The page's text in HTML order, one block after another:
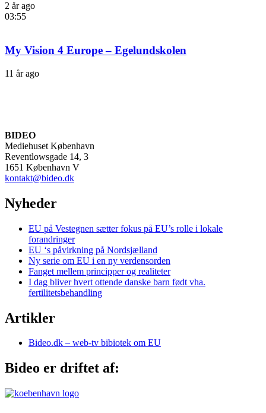
2 år ago
03:55
My Vision 4 Europe – Egelundskolen
11 år ago
BIDEO
Mediehuset København
Reventlowsgade 14, 3
1651 København V
kontakt@bideo.dk
Nyheder
EU på Vestegnen sætter fokus på EU’s rolle i lokale
forandringer
EU ‘s påvirkning på Nordsjælland
Ny serie om EU i en ny verdensorden
Fanget mellem principper og realiteter
I dag bliver hvert ottende danske barn født vha.
fertilitetsbehandling
Artikler
Bideo.dk – web-tv bibiotek om EU
Bideo er driftet af: